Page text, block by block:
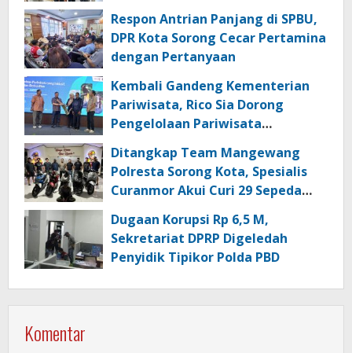
Respon Antrian Panjang di SPBU,
DPR Kota Sorong Cecar Pertamina
dengan Pertanyaan
Kembali Gandeng Kementerian
Pariwisata, Rico Sia Dorong
Pengelolaan Pariwisata
Ditangkap Team Mangewang
Polresta Sorong Kota, Spesialis
Curanmor Akui Curi 29 Sepeda
Dugaan Korupsi Rp 6,5 M,
Sekretariat DPRP Digeledah
Penyidik Tipikor Polda PBD
Komentar